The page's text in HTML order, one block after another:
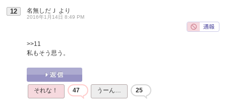
12 名無しだＪ より
2016年1月14日 8:49 PM
>>11
私もそう思う。
それな！ 47 うーん… 25